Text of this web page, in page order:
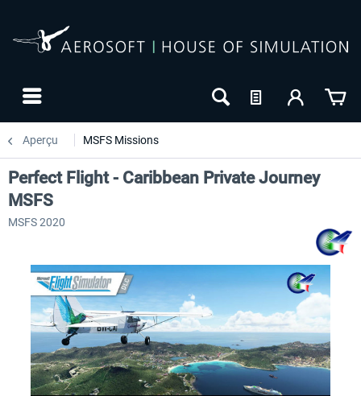
Aperçu MSFS Missions
Perfect Flight - Caribbean Private Journey
MSFS
MSFS 2020